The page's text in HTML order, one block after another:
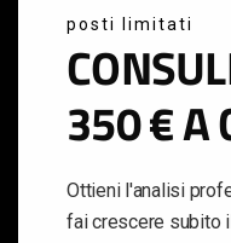
Sumweb Digital
le soluzioni più
Marketing &
per farti
posti limitati
350 € A
Ottieni l'analisi
fai crescere subito